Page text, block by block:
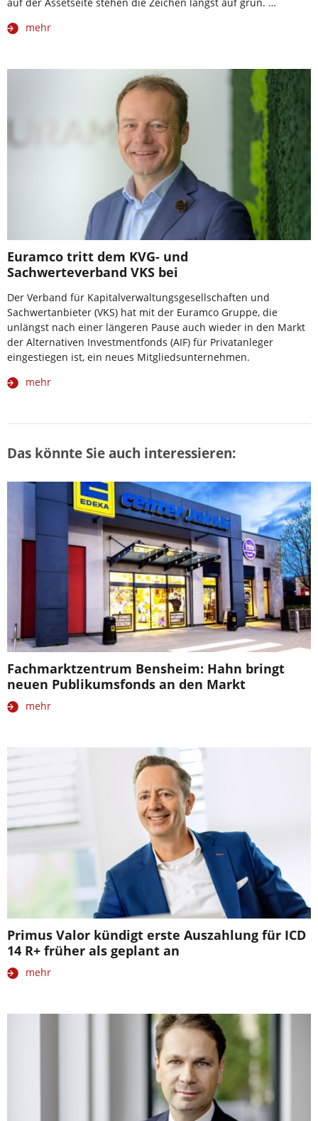
mehr
Euramco tritt dem KVG- und
Sachwerteverband VKS bei
Der Verband für Kapitalverwaltungsgesellschaften und
Sachwertanbieter (VKS) hat mit der Euramco Gruppe, die
unlängst nach einer längeren Pause auch wieder in den Markt
der Alternativen Investmentfonds (AIF) für Privatanleger
eingestiegen ist, ein neues Mitgliedsunternehmen.
mehr
Das könnte Sie auch interessieren:
Fachmarktzentrum Bensheim: Hahn bringt
neuen Publikumsfonds an den Markt
mehr
Primus Valor kündigt erste Auszahlung für ICD
14 R+ früher als geplant an
mehr